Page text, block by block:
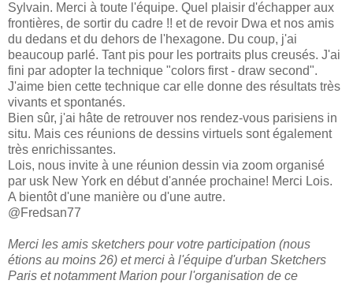
Sylvain. Merci à toute l'équipe. Quel plaisir d'échapper aux
frontières, de sortir du cadre !! et de revoir Dwa et nos amis
du dedans et du dehors de l'hexagone. Du coup, j'ai
beaucoup parlé. Tant pis pour les portraits plus creusés. J'ai
fini par adopter la technique "colors first - draw second".
J'aime bien cette technique car elle donne des résultats très
vivants et spontanés.
Bien sûr, j'ai hâte de retrouver nos rendez-vous parisiens in
situ. Mais ces réunions de dessins virtuels sont également
très enrichissantes.
Lois, nous invite à une réunion dessin via zoom organisé
par usk New York en début d'année prochaine! Merci Lois.
A bientôt d'une manière ou d'une autre.
@Fredsan77
Merci les amis sketchers pour votre participation (nous
étions au moins 26) et merci à l'équipe d'urban Sketchers
Paris et notamment Marion pour l'organisation de ce